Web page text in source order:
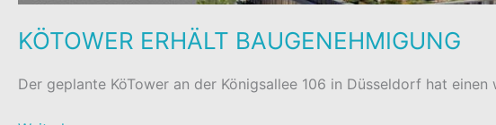
KÖTOWER ERHÄLT BAUGENEHMIGUNG
Der geplante KöTower an der Königsallee 106 in Düsseldorf hat